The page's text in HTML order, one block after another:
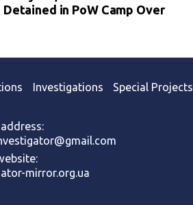
in PoW Camp Over
Investigations Special Projects
mirror.org.ua